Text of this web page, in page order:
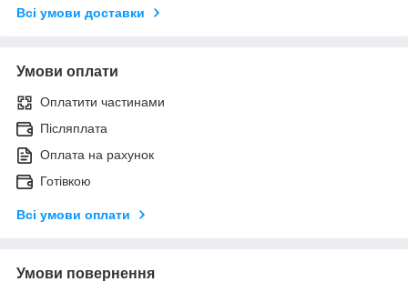
Всі умови доставки
Умови оплати
Оплатити частинами
Післяплата
Оплата на рахунок
Готівкою
Всі умови оплати
Умови повернення